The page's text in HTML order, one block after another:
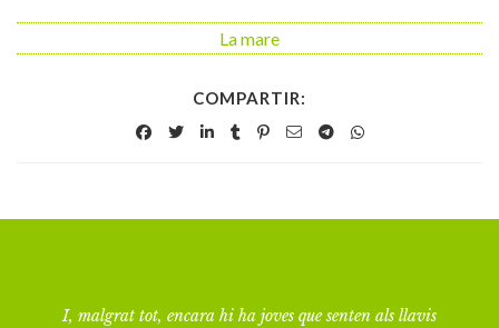
La mare
COMPARTIR:
I, malgrat tot, encara hi ha joves que senten als llavis